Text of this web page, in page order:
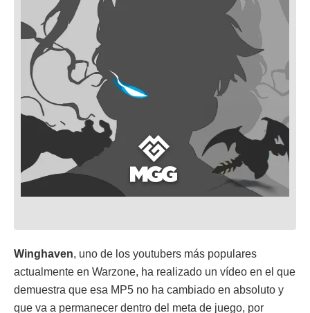
Winghaven, uno de los youtubers más populares
actualmente en Warzone, ha realizado un vídeo en el que
demuestra que esa MP5 no ha cambiado en absoluto y
que va a permanecer dentro del meta de juego, por